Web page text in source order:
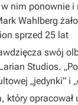
w nim ponownie
Wahlberg
sprzed 25 lat
swój
Studios.
„jedynki” i
który